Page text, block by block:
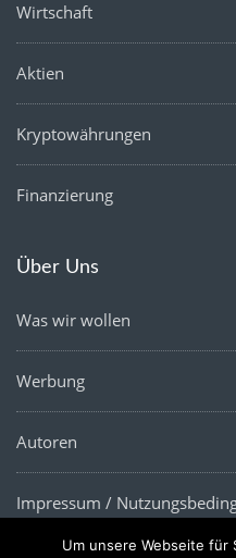
Wirtschaft
Aktien
Kryptowährungen
Finanzierung
Über Uns
Was wir wollen
Werbung
Autoren
Impressum /
Um unsere Webseite für